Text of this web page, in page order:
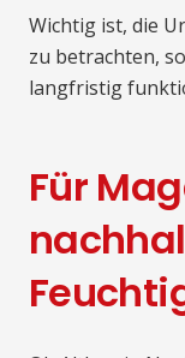
Wichtig ist, die
zu betrachten,
langfristig
Für